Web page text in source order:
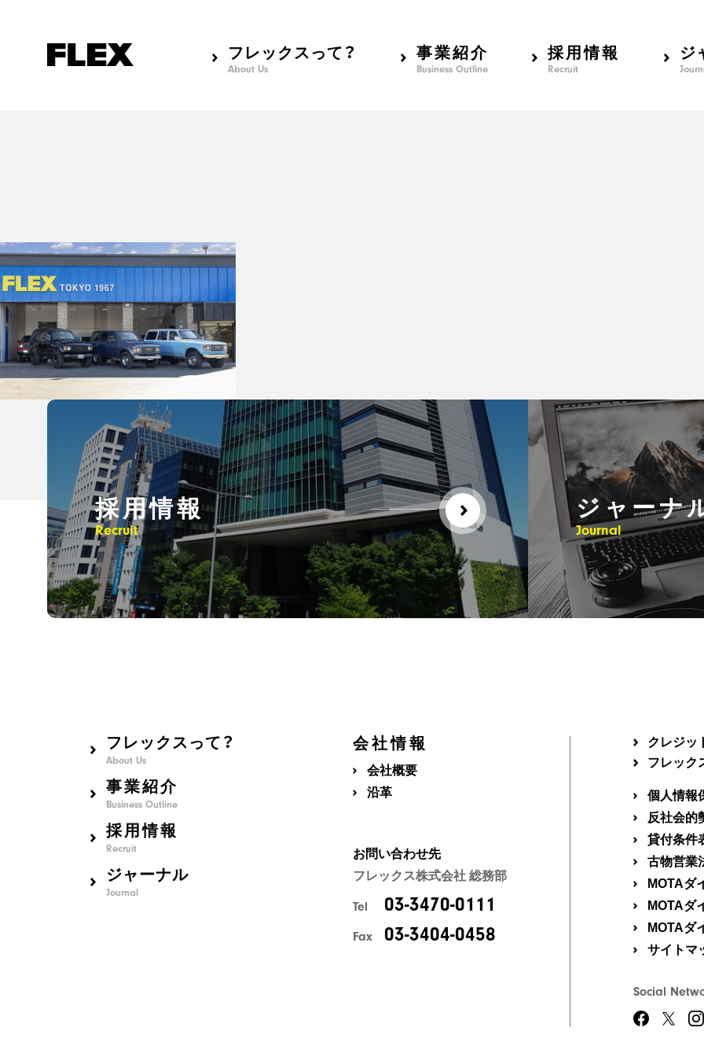
フレックスって？
About Us
事業紹介
Business Outline
採用情報
Recruit
ジ
採用情報
Recruit
ジャーナ
Journal
フレックスって？
About Us
事業紹介
Business Outline
採用情報
Recruit
ジャーナル
Journal
会社情報
会社概要
沿革
お問い合わせ先
フレックス株式会社 総務部
Tel 03-3470-0111
Fax 03-3404-0458
クレジッ
フレック
個人情報
反社会的
貸付条件
古物営業
MOTAダ
MOTAダ
MOTAダ
サイトマ
Social